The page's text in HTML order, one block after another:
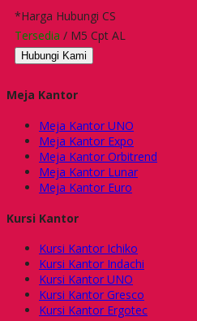
*Harga Hubungi CS
Tersedia / M5 Cpt AL
Hubungi Kami
Meja Kantor
Meja Kantor UNO
Meja Kantor Expo
Meja Kantor Orbitrend
Meja Kantor Lunar
Meja Kantor Euro
Kursi Kantor
Kursi Kantor Ichiko
Kursi Kantor Indachi
Kursi Kantor UNO
Kursi Kantor Gresco
Kursi Kantor Ergotec